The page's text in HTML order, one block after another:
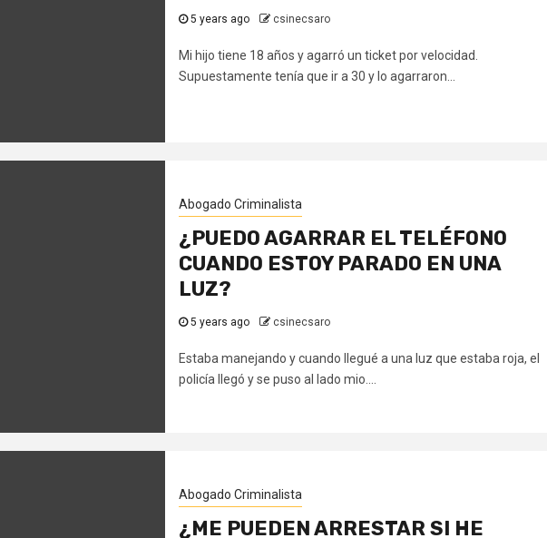
5 years ago csinecsaro
Mi hijo tiene 18 años y agarró un ticket por velocidad.
Supuestamente tenía que ir a 30 y lo agarraron...
Abogado Criminalista
¿PUEDO AGARRAR EL TELÉFONO
CUANDO ESTOY PARADO EN UNA
LUZ?
5 years ago csinecsaro
Estaba manejando y cuando llegué a una luz que estaba roja, el
policía llegó y se puso al lado mio....
Abogado Criminalista
¿ME PUEDEN ARRESTAR SI HE